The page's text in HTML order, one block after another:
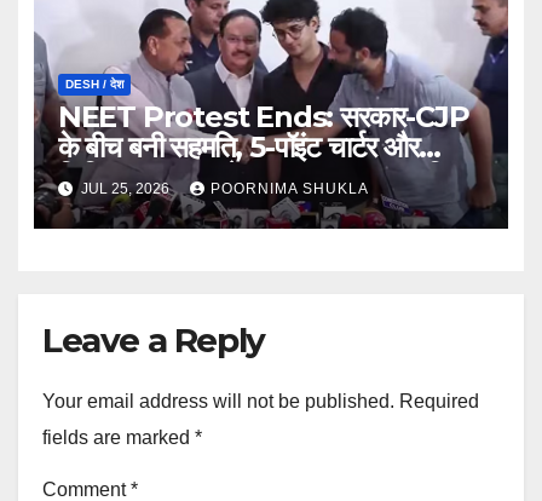
DESH / देश
NEET Protest Ends: सरकार-CJP
के बीच बनी सहमति, 5-पॉइंट चार्टर और
लिखित आश्वासन के बाद खत्म हुआ 37 दिन
का आंदोलन…
JUL 25, 2026 POORNIMA SHUKLA
Leave a Reply
Your email address will not be published. Required
fields are marked *
Comment*